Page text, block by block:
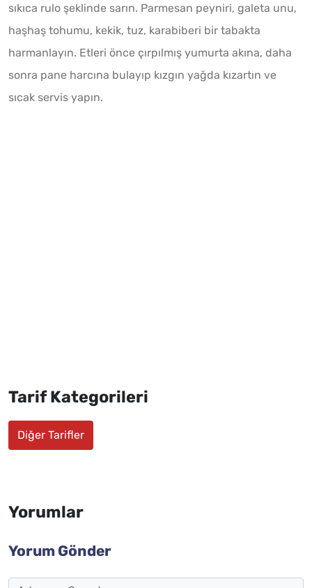
sıkıca rulo şeklinde sarın. Parmesan peyniri, galeta unu,
haşhaş tohumu, kekik, tuz, karabiberi bir tabakta
harmanlayın. Etleri önce çırpılmış yumurta akına, daha
sonra pane harcına bulayıp kızgın yağda kızartın ve
sıcak servis yapın.
Tarif Kategorileri
Diğer Tarifler
Yorumlar
Yorum Gönder